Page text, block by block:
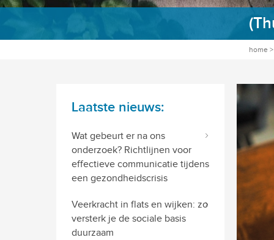
home >
Laatste nieuws:
Wat gebeurt er na ons
onderzoek? Richtlijnen voor
effectieve communicatie tijdens
een gezondheidscrisis
Veerkracht in flats en wijken: zo
versterk je de sociale basis
duurzaam